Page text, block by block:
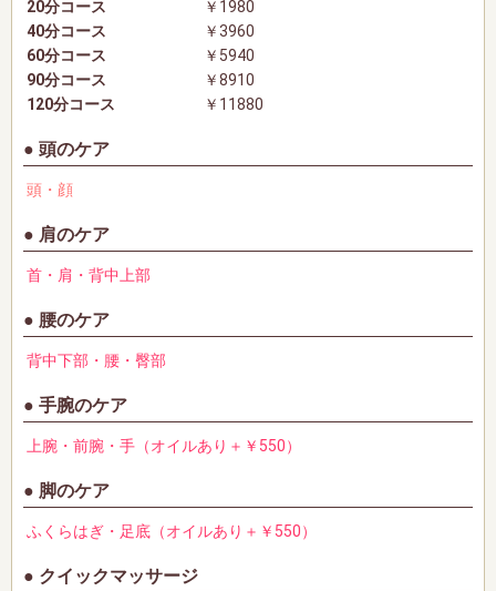
20分コース
￥1980
40分コース
￥3960
60分コース
￥5940
90分コース
￥8910
120分コース
￥11880
頭のケア
頭・顔
肩のケア
首・肩・背中上部
腰のケア
背中下部・腰・臀部
手腕のケア
上腕・前腕・手（オイルあり＋￥550）
脚のケア
ふくらはぎ・足底（オイルあり＋￥550）
クイックマッサージ